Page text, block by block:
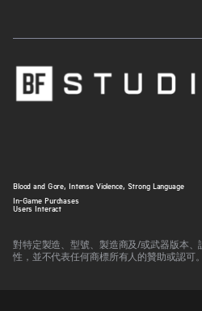
Blood and Gore, Intense Violence, Strong Language
In-Game Purchases
Users Interact
對特定製造、型號、製造商及/或武器版本
性，並不代表任何商標所有人的贊助或認可。